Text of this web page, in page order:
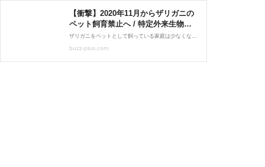
【衝撃】2020年11月からザリガニの
ペット飼育禁止へ / 特定外来生物の
無断飼育は非常に重い罰則「懲役1年
以下100万円以下の罰金」 | バズプラ
ザリガニをペットとして飼っている家庭は少なくないと思われるが、2020年11月から日本においてザリガ …
buzz-plus.com